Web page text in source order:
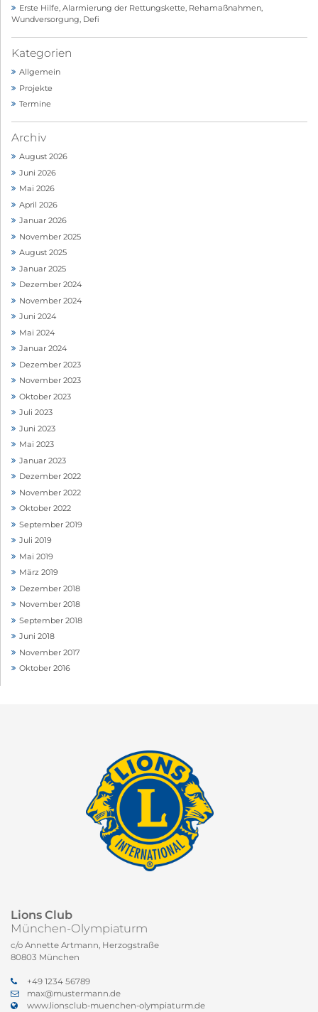
Erste Hilfe, Alarmierung der Rettungskette, Rehamaßnahmen,
Wundversorgung, Defi
Kategorien
Allgemein
Projekte
Termine
Archiv
August 2026
Juni 2026
Mai 2026
April 2026
Januar 2026
November 2025
August 2025
Januar 2025
Dezember 2024
November 2024
Juni 2024
Mai 2024
Januar 2024
Dezember 2023
November 2023
Oktober 2023
Juli 2023
Juni 2023
Mai 2023
Januar 2023
Dezember 2022
November 2022
Oktober 2022
September 2019
Juli 2019
Mai 2019
März 2019
Dezember 2018
November 2018
September 2018
Juni 2018
November 2017
Oktober 2016
Lions Club
München-Olympiaturm
c/o Annette Artmann, Herzogstraße
80803 München
+49 1234 56789
max@mustermann.de
www.lionsclub-muenchen-olympiaturm.de